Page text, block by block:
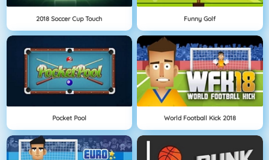
2018 Soccer Cup Touch Funny Golf
Pocket Pool World Football Kick 2018